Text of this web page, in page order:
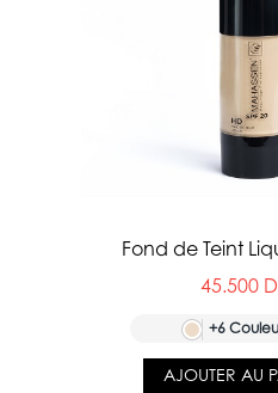
Fond de Teint
45.500 DT
+6
AJOUTER AU